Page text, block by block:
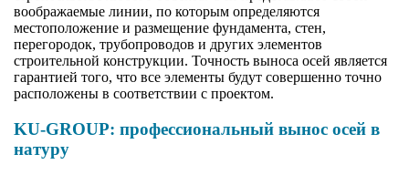
воображаемые линии, по которым определяются
местоположение и размещение фундамента, стен,
перегородок, трубопроводов и других элементов
строительной конструкции. Точность выноса осей является
гарантией того, что все элементы будут совершенно точно
расположены в соответствии с проектом.
KU-GROUP: профессиональный вынос осей в
натуру